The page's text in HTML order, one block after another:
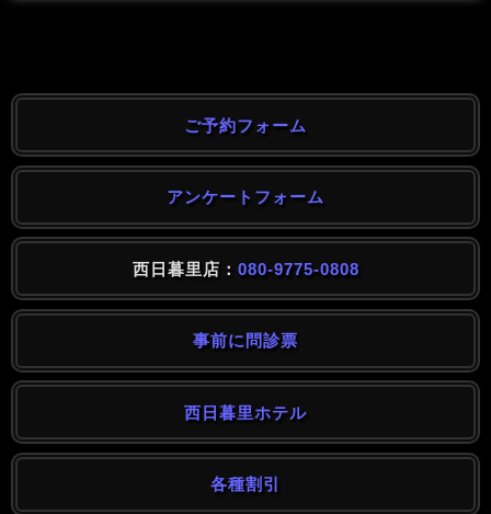
ご予約フォーム
アンケートフォーム
西日暮里店： 080-9775-0808
事前に問診票
西日暮里ホテル
各種割引